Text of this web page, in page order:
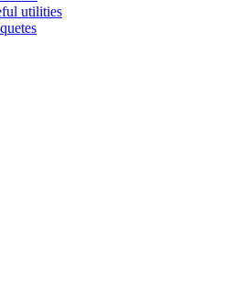
en esta página?
con esta página en GitHub
utilities